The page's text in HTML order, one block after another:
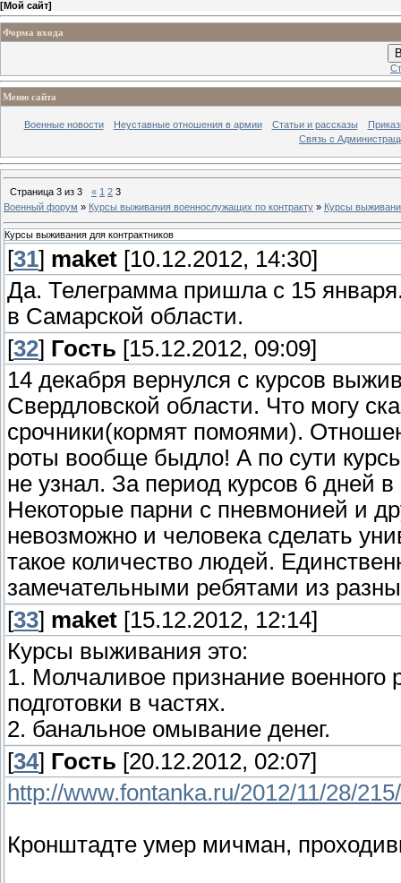
[Мой сайт]
Форма входа
Меню сайта
Военные новости Неуставные отношения в армии Статьи и рассказы
Связь с
Страница 3 из 3 « 1 2 3
Военный форум » Курсы выживания военнослужащих по контракту » Курсы
Курсы выживания для контрактников
[31] maket [10.12.2012, 14:30]
Да. Телеграмма пришла с 15
в Самарской области.
[32] Гость [15.12.2012, 09:09]
14 декабря вернулся с курсов
Свердловской области. Что могу
срочники(кормят помоями).
роты вообще быдло! А по сути
не узнал. За период курсов 6 дней
Некоторые парни с пневмонией и
невозможно и человека сделать
такое количество людей.
замечательными ребятами из
[33] maket [15.12.2012, 12:14]
Курсы выживания это:
1. Молчаливое признание военного
подготовки в частях.
2. банальное омывание денег.
[34] Гость [20.12.2012, 02:07]
http://www.fontanka.ru/2012/11/28/215/
Кронштадте умер мичман,